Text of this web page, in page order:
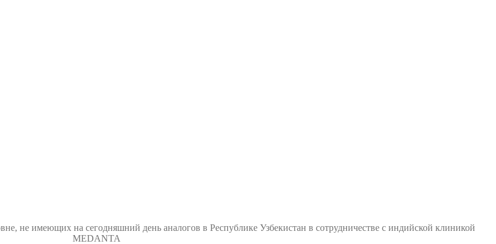
не имеющих на сегодняшний день аналогов в Республике Узбекистан в сотрудничестве с индийской клиникой
MEDANTA